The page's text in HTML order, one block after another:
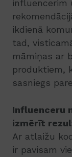
influencerim
ikdienā
tad,
māmiņas ar
produktiem,
sasniegs
Influenceru
izmērīt
Ar atlaižu
ir pavisam